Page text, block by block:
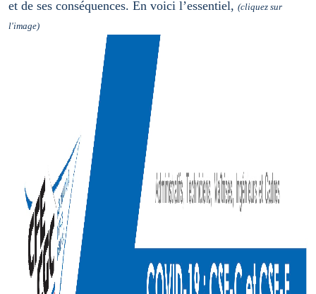
et de ses conséquences. En voici l’essentiel, (cliquez sur
l'image)